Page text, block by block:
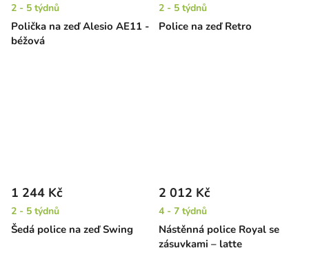
Polička na zeď Alesio AE11 -
béžová
2 - 5 týdnů
Police na zeď Retro
2 - 5 týdnů
Šedá police na zeď Swing
1 244 Kč
2 - 5 týdnů
Nástěnná police Royal se
zásuvkami – latte
2 012 Kč
4 - 7 týdnů